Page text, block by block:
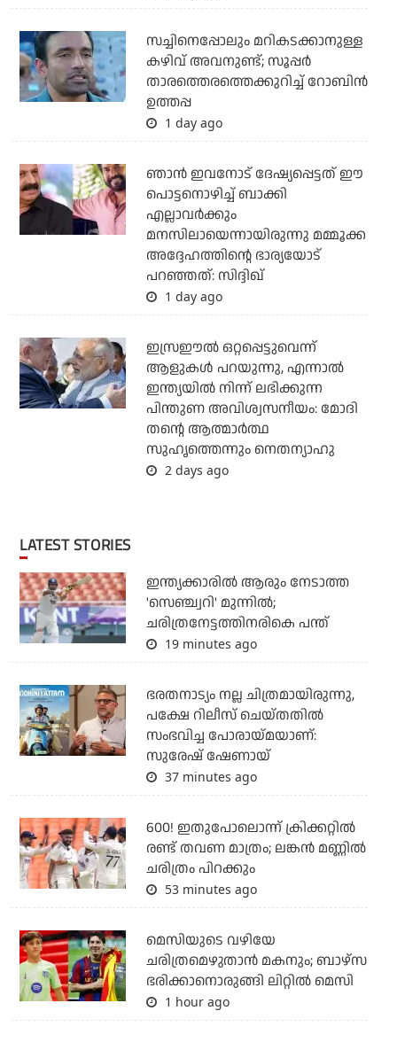
സച്ചിനെപ്പോലും മറികടക്കാനുള്ള
കഴിവ് അവനുണ്ട്; സൂപ്പര്‍
താരത്തെരത്തെക്കുറിച്ച് റോബിന്‍
ഉത്തപ്പ
1 day ago
ഞാന്‍ ഇവനോട് ദേഷ്യപ്പെട്ടത് ഈ
പൊട്ടനൊഴിച്ച് ബാക്കി
എല്ലാവര്‍ക്കും
മനസിലായെന്നായിരുന്നു മമ്മൂക്ക
അദ്ദേഹത്തിന്റെ ഭാര്യയോട്
പറഞ്ഞത്: സിദ്ദിഖ്
1 day ago
ഇസ്രഈല്‍ ഒറ്റപ്പെട്ടുവെന്ന്
ആളുകള്‍ പറയുന്നു, എന്നാല്‍
ഇന്ത്യയില്‍ നിന്ന് ലഭിക്കുന്ന
പിന്തുണ അവിശ്വസനീയം: മോദി
തന്റെ ആത്മാര്‍ത്ഥ
സുഹൃത്തെന്നും നെതന്യാഹു
2 days ago
LATEST STORIES
ഇന്ത്യക്കാരില്‍ ആരും നേടാത്ത
'സെഞ്ച്വറി' മുന്നില്‍;
ചരിത്രനേട്ടത്തിനരികെ പന്ത്
19 minutes ago
ഭരതനാട്യം നല്ല ചിത്രമായിരുന്നു,
പക്ഷേ റിലീസ് ചെയ്തതില്‍
സംഭവിച്ച പോരായ്മയാണ്:
സുരേഷ് ഷേണായ്
37 minutes ago
600! ഇതുപോലൊന്ന് ക്രിക്കറ്റില്‍
രണ്ട് തവണ മാത്രം; ലങ്കന്‍ മണ്ണില്‍
ചരിത്രം പിറക്കും
53 minutes ago
മെസിയുടെ വഴിയേ
ചരിത്രമെഴുതാന്‍ മകനും; ബാഴ്‌സ
ഭരിക്കാനൊരുങ്ങി ലിറ്റില്‍ മെസി
1 hour ago